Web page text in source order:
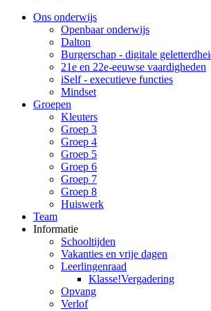
Ons onderwijs
Openbaar onderwijs
Dalton
Burgerschap - digitale
21e en 22e-eeuwse vaardigheden
iSelf - executieve functies
Mindset
Groepen
Kleuters
Groep 3
Groep 4
Groep 5
Groep 6
Groep 7
Groep 8
Huiswerk
Team
Informatie
Schooltijden
Vakanties en vrije dagen
Leerlingenraad
Klasse!Vergadering
Opvang
Verlof